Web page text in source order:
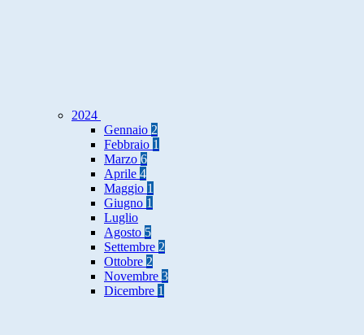
2024
Gennaio 2
Febbraio 1
Marzo 6
Aprile 4
Maggio 1
Giugno 1
Luglio
Agosto 5
Settembre 2
Ottobre 2
Novembre 3
Dicembre 1